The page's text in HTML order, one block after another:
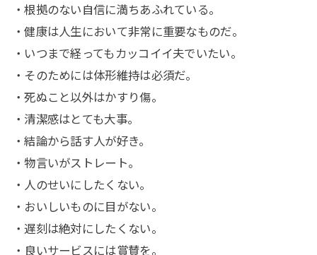
・根拠のない自信に満ちあふれている。
・健康は人生において非常に重要なものだ。
・いつまで経ってもカッコイイ夫でいたい。
・そのためには体形維持は必須だ。
・死ぬこと以外はかすり傷。
・清潔感はとても大事。
・結論から話す人が好き。
・物言いがストレート。
・人のせいにしたくない。
・おいしいものに目がない。
・遅刻は絶対にしたくない。
・良いサービスには賞賛を。